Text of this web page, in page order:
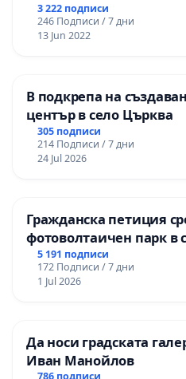
3 222 подписи
246 Подписи / 7 дни
13 Jun 2022
В подкрепа на
център в село Църква
305 подписи
214 Подписи / 7 дни
24 Jul 2026
Гражданска петиция
фотоволтаичен парк в
Радомир
5 191 подписи
172 Подписи / 7 дни
1 Jul 2026
Да носи градската
Иван Манойлов